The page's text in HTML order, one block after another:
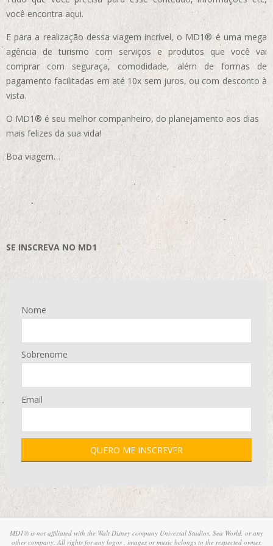
você encontra aqui.
E para a realização dessa viagem incrível, o MD1® é uma mega
agência de turismo com serviços e produtos que você vai
comprar com seguraça, comodidade, além de formas de
pagamento facilitadas em até 10x sem juros, ou com desconto à
vista.
O MD1® é seu melhor companheiro, do planejamento aos dias
mais felizes da sua vida!
Boa viagem…
SE INSCREVA NO MD1
Nome
Sobrenome
Email
MD1® is not affiliated with the Walt Disney company Universal Studios, Sea World, or any
other company. All rights for any logos , images or music belongs to the respected owner.